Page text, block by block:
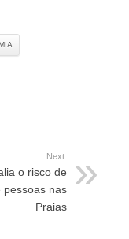
Next:
o risco de
pessoas nas
Praias